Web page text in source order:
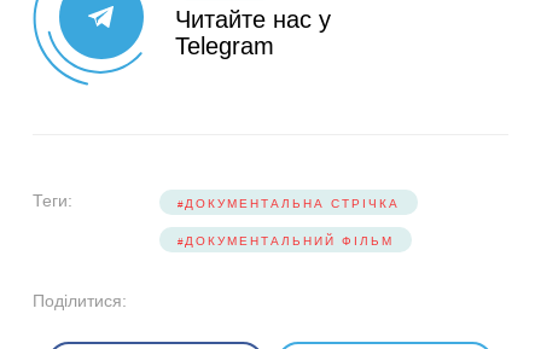
Читайте нас у
Telegram
Теги: ДОКУМЕНТАЛЬНА СТРІЧКА
ДОКУМЕНТАЛЬНИЙ ФІЛЬМ
Поділитися: